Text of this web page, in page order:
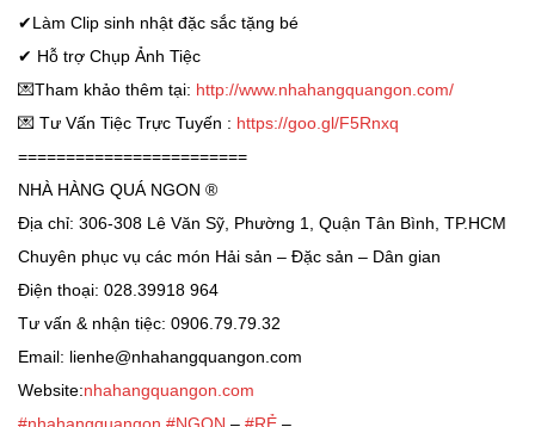
✔Làm Clip sinh nhật đặc sắc tặng bé
✔ Hỗ trợ Chụp Ảnh Tiệc
💌Tham khảo thêm tại: http://www.nhahangquangon.com/
💌 Tư Vấn Tiệc Trực Tuyến : https://goo.gl/F5Rnxq
========================
NHÀ HÀNG QUÁ NGON ®
Địa chỉ: 306-308 Lê Văn Sỹ, Phường 1, Quận Tân Bình, TP.HCM
Chuyên phục vụ các món Hải sản – Đặc sản – Dân gian
Điện thoại: 028.39918 964
Tư vấn & nhận tiệc: 0906.79.79.32
Email: lienhe@nhahangquangon.com
Website:nhahangquangon.com
#nhahangquangon #NGON – #RẺ –